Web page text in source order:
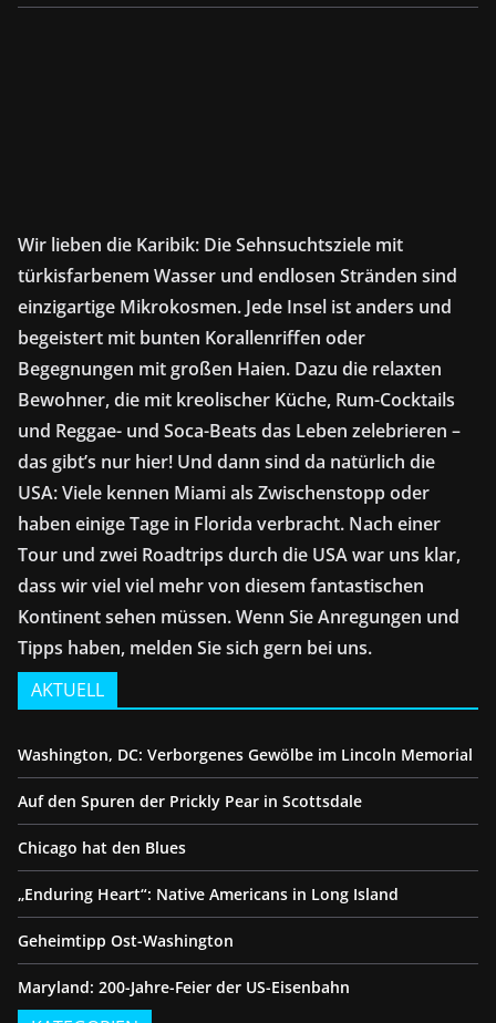
Wir lieben die Karibik: Die Sehnsuchtsziele mit
türkisfarbenem Wasser und endlosen Stränden sind
einzigartige Mikrokosmen. Jede Insel ist anders und
begeistert mit bunten Korallenriffen oder
Begegnungen mit großen Haien. Dazu die relaxten
Bewohner, die mit kreolischer Küche, Rum-Cocktails
und Reggae- und Soca-Beats das Leben zelebrieren –
das gibt’s nur hier! Und dann sind da natürlich die
USA: Viele kennen Miami als Zwischenstopp oder
haben einige Tage in Florida verbracht. Nach einer
Tour und zwei Roadtrips durch die USA war uns klar,
dass wir viel viel mehr von diesem fantastischen
Kontinent sehen müssen. Wenn Sie Anregungen und
Tipps haben, melden Sie sich gern bei uns.
AKTUELL
Washington, DC: Verborgenes Gewölbe im Lincoln Memorial
Auf den Spuren der Prickly Pear in Scottsdale
Chicago hat den Blues
„Enduring Heart“: Native Americans in Long Island
Geheimtipp Ost-Washington
Maryland: 200-Jahre-Feier der US-Eisenbahn